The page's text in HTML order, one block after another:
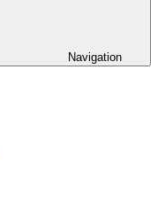
Navigation